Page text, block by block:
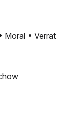
Moral • Verrat